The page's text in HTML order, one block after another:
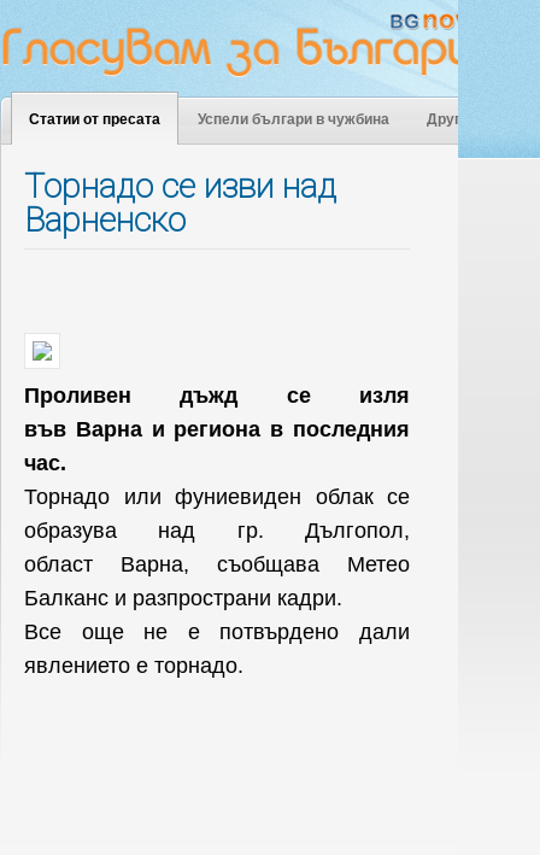
Статии от пресата Успели българи в чужбина Други
Торнадо се изви над
Варненско
Проливен дъжд се изля
във Варна и региона в последния
час.
Торнадо или фуниевиден облак се
образува над гр. Дългопол,
област Варна, съобщава Метео
Балканс и разпространи кадри.
Все още не е потвърдено дали
явлението е торнадо.